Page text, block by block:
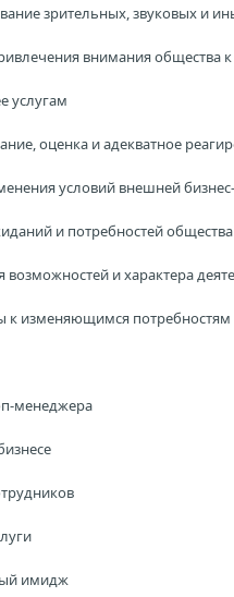
зрительных, звуковых и
внимания общества к
услугам
оценка и адекватное
условий внешней бизнес-
и потребностей общества
возможностей и характера
к изменяющимся потребностям
менеджера
имидж